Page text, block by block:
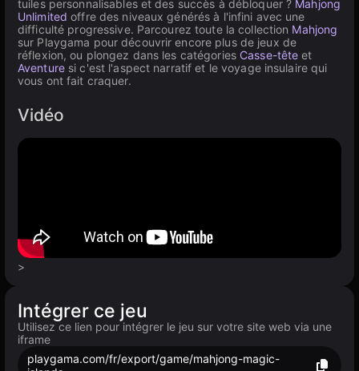
tuiles personnalisables et des succès à débloquer ? Mahjong
Unlimited offre des niveaux générés à l'infini avec une
difficulté progressive. Parcourez toute la collection Mahjong
sur Playgama pour découvrir encore plus de jeux de
réflexion, ou plongez dans les catégories Casse-tête et
Aventuresi c'est l'aspect narratif et le voyage insulaire qui
vous ont fait craquer.
Vidéo
>
Intégrer ce jeu
Utilisez ce lien pour intégrer le jeu sur votre site web via une
iframe
playgama.com/fr/export/game/mahjong-magic-